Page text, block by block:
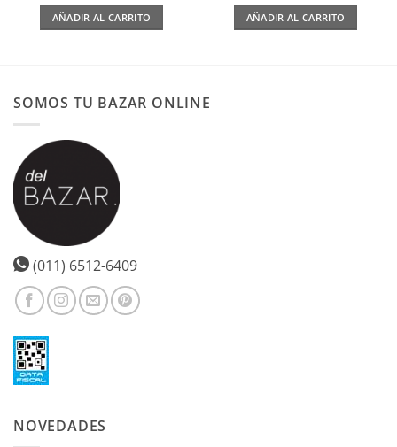
AÑADIR AL CARRITO AÑADIR AL CARRITO
SOMOS TU BAZAR ONLINE
(011) 6512-6409
NOVEDADES